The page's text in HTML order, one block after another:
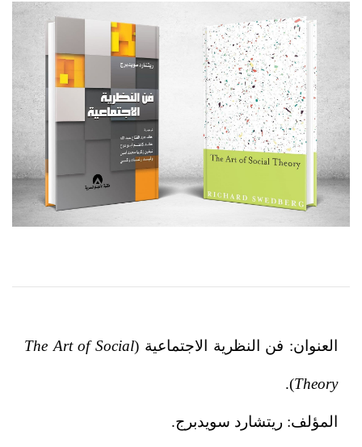
العنوان: فن النظرية الاجتماعية (
The Art of Social
Theory
).
المؤلف: ريتشارد سويدبرج.